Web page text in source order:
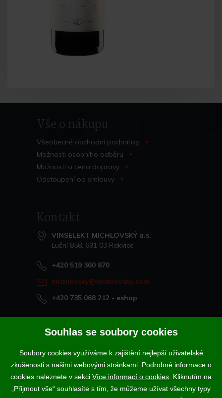
Vše o nákupu
Všeobecné obchodní podmínky
Možnosti osobního odběru
Možnosti a cena dopravy
Odstoupení od smlouvy
Kontakt
VINSELEKT MICHLOVSKÝ a.s.
Luční 858, 691 03 Rakvice
+420 519 360 870
michlovsky@michlovsky.com
+420 735 068 212 - eshop
Naše vína offline
Vinotéka Rakvice
>
Vinotéky a degustační centra
>
Podle zákona o evidenci tržeb je prodávající povinen vystavit
Souhlas se soubory cookies
Soubory cookies využíváme k zajištění nejlepší uživatelské
zkušenosti s našimi webovými stránkami. Podrobné informace o
cookies naleznete v sekci Více informací o cookies . Kliknutím na
„Přijmout vše“ souhlasíte s tím, že můžeme užívat všechny typy